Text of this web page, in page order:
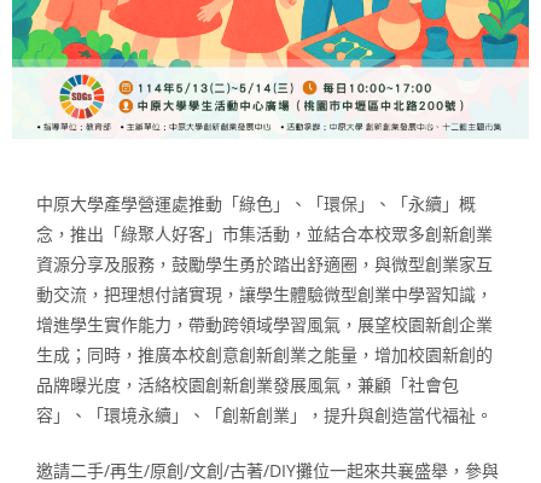
中原大學產學營運處推動「綠色」、「環保」、「永續」概
念，推出「綠聚人好客」市集活動，並結合本校眾多創新創業
資源分享及服務，鼓勵學生勇於踏出舒適圈，與微型創業家互
動交流，把理想付諸實現，讓學生體驗微型創業中學習知識，
增進學生實作能力，帶動跨領域學習風氣，展望校園新創企業
生成；同時，推廣本校創意創新創業之能量，增加校園新創的
品牌曝光度，活絡校園創新創業發展風氣，兼顧「社會包
容」、「環境永續」、「創新創業」，提升與創造當代福祉。
邀請二手/再生/原創/文創/古著/DIY攤位一起來共襄盛舉，參與